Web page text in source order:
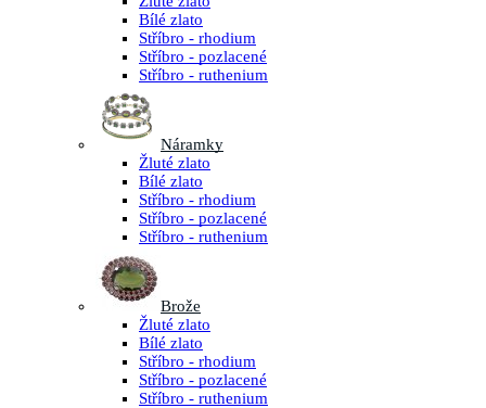
Bílé zlato
Stříbro - rhodium
Stříbro - pozlacené
Stříbro - ruthenium
Náramky
Žluté zlato
Bílé zlato
Stříbro - rhodium
Stříbro - pozlacené
Stříbro - ruthenium
Brože
Žluté zlato
Bílé zlato
Stříbro - rhodium
Stříbro - pozlacené
Stříbro - ruthenium